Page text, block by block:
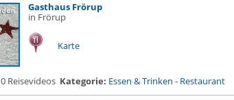
Gasthaus Frörup
in Frörup
Karte
0 Reisevideos Kategorie: Essen & Trinken - Restaurant